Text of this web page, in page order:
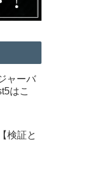
ャーバ
はこ
検証と